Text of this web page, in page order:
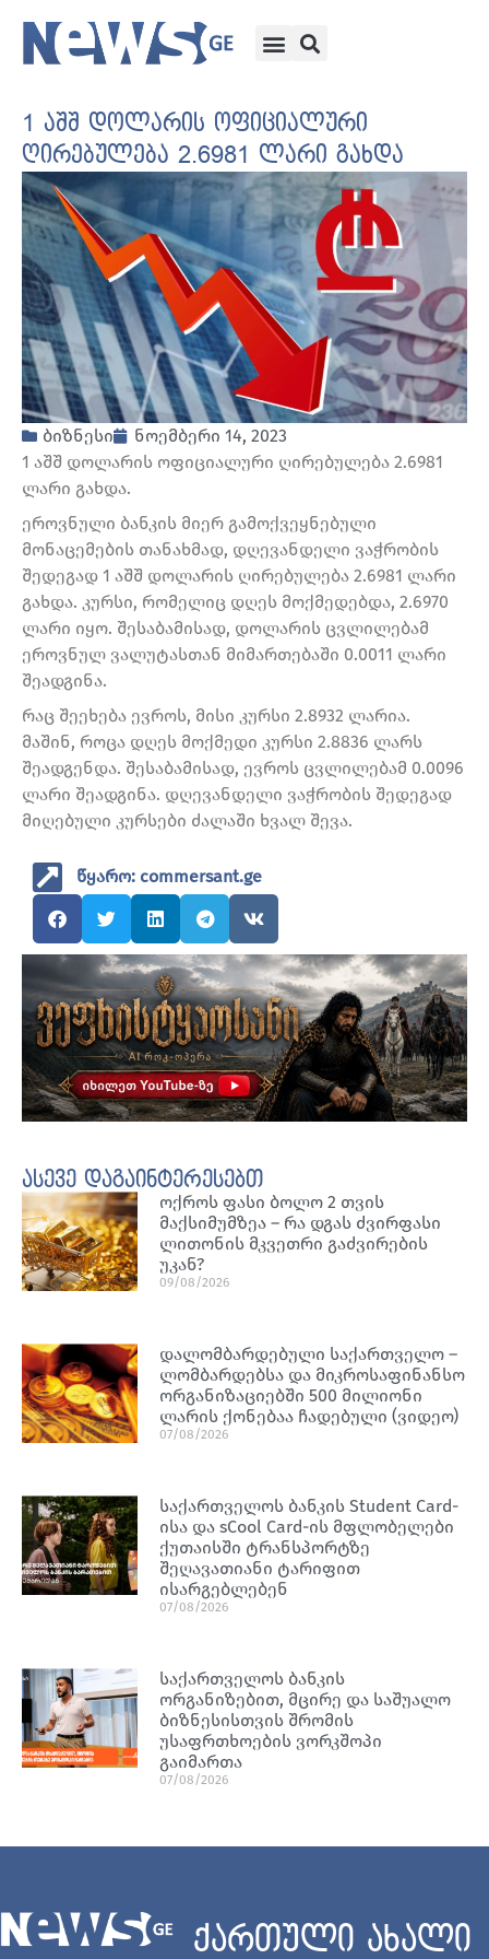
1 აშშ დოლარის ოფიციალური
ღირებულება 2.6981 ლარი გახდა
ბიზნესი
ნოემბერი 14, 2023
1 აშშ დოლარის ოფიციალური ღირებულება 2.6981
ლარი გახდა.
ეროვნული ბანკის მიერ გამოქვეყნებული
მონაცემების თანახმად, დღევანდელი ვაჭრობის
შედეგად 1 აშშ დოლარის ღირებულება 2.6981 ლარი
გახდა. კურსი, რომელიც დღეს მოქმედებდა, 2.6970
ლარი იყო. შესაბამისად, დოლარის ცვლილებამ
ეროვნულ ვალუტასთან მიმართებაში 0.0011 ლარი
შეადგინა.
რაც შეეხება ევროს, მისი კურსი 2.8932 ლარია.
მაშინ, როცა დღეს მოქმედი კურსი 2.8836 ლარს
შეადგენდა. შესაბამისად, ევროს ცვლილებამ 0.0096
ლარი შეადგინა. დღევანდელი ვაჭრობის შედეგად
მიღებული კურსები ძალაში ხვალ შევა.
წყარო: commersant.ge
ასევე დაგაინტერესებთ
ოქროს ფასი ბოლო 2 თვის
მაქსიმუმზეა – რა დგას ძვირფასი
ლითონის მკვეთრი გაძვირების
უკან?
09/08/2026
დალომბარდებული საქართველო –
ლომბარდებსა და მიკროსაფინანსო
ორგანიზაციებში 500 მილიონი
ლარის ქონებაა ჩადებული (ვიდეო)
07/08/2026
საქართველოს ბანკის Student Card-
ისა და sCool Card-ის მფლობელები
ქუთაისში ტრანსპორტზე
შეღავათიანი ტარიფით
ისარგებლებენ
07/08/2026
საქართველოს ბანკის
ორგანიზებით, მცირე და საშუალო
ბიზნესისთვის შრომის
უსაფრთხოების ვორკშოპი
გაიმართა
07/08/2026
ქართული ახალი